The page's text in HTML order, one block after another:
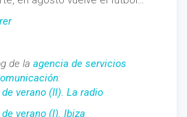
de la agencia de servicios
:
verano (II). La radio
verano (I). Ibiza